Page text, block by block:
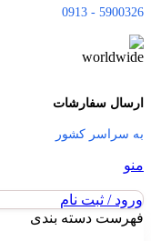
5900326 - 0913
ارسال سفارشات
به سراسر کشور
منو
ورود / ثبت نام
فهرست دسته بندی